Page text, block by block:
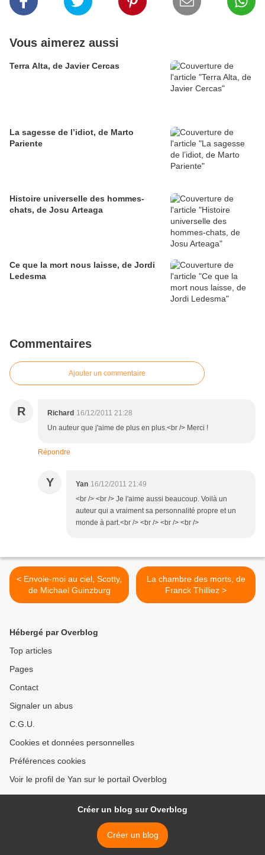
Vous aimerez aussi
Terra Alta, de Javier Cercas
La sagesse de l’idiot, de Marto
Pariente
Histoire universelle des hommes-
chats, de Josu Arteaga
Ce que la mort nous laisse, de Jordi
Ledesma
Commentaires
Ajouter un commentaire
R Richard 16/12/2011 21:28
Un auteur que j'aime de plus en plus.<br /> Merci !
Répondre
Y Yan 16/12/2011 21:49
<br /> <br /> Je l'aime aussi beaucoup. Voilà un
auteur qui a vraiment sa personnalité propre et un
monde à part.<br /> <br /> <br /> <br />
< Envoie-moi au ciel, Scotty,
de Michael Guinzburg
La chambre des morts, de
Franck Thilliez >
Hébergé par Overblog
Top articles
Pages
Contact
Signaler un abus
C.G.U.
Cookies et données personnelles
Préférences cookies
Voir le profil de Yan sur le portail Overblog
Créer un blog sur Overblog
Créer un blog